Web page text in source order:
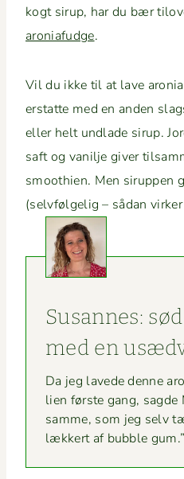
kogt sirup, har du bær
aro­ni­a­fudge.
Vil du ikke til at lave
erstat­te med en anden
eller helt und­lade sirup.
saft og vanil­je giv­er
smooth­ien. Men sirup­pen
(selvføl­gelig – sådan
Susannes:
med en
Da jeg lavede denne
lien første gang,
samme, som jeg selv
lækkert af bub­ble gum.”